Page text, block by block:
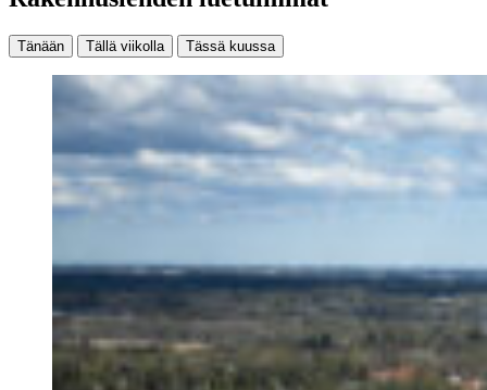
Tänään Tällä viikolla Tässä kuussa